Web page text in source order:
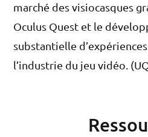
marché des visiocasques
Oculus Quest et le
substantielle
l’industrie du jeu vidéo.